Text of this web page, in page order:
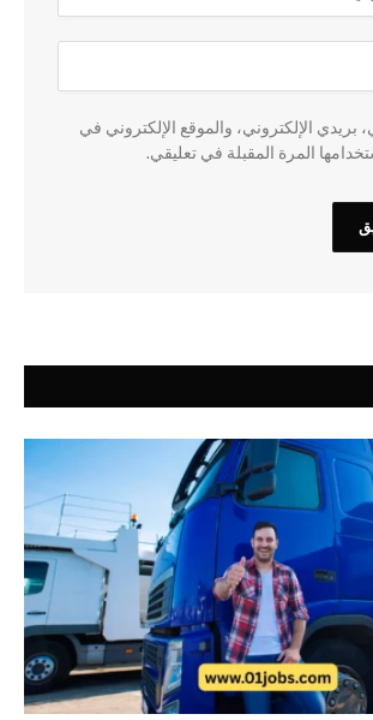
الإلكتروني، والموقع الإلكتروني في
المرة المقبلة في تعليقي.